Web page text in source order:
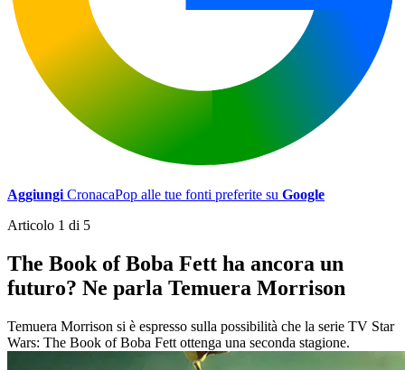
Aggiungi CronacaPop alle tue fonti preferite su Google
Articolo 1 di 5
The Book of Boba Fett ha ancora un
futuro? Ne parla Temuera Morrison
Temuera Morrison si è espresso sulla possibilità che la serie TV Star
Wars: The Book of Boba Fett ottenga una seconda stagione.